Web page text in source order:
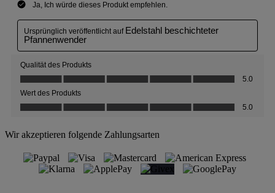
Wir akzeptieren folgende Zahlungsarten